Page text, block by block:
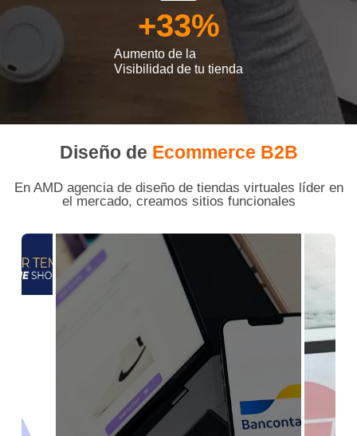
Aumento de la
Visibilidad de tu tienda
+33%
Diseño de Ecommerce B2B
En AMD agencia de diseño de tiendas virtuales líder en
el mercado, creamos sitios funcionales